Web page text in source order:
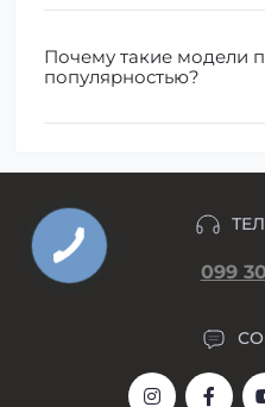
Почему такие модели
популярностью?
099